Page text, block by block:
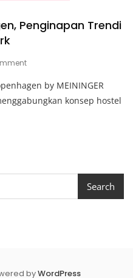
Penginapan Trendi
On
House
Copenhagen,
Penginapan
by MEININGER
konsep hostel
Search
byWordPress